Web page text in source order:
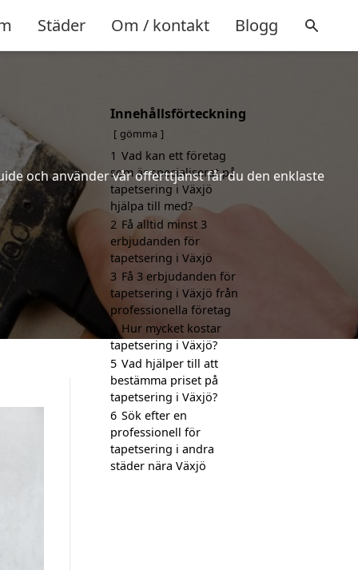
Städer Om / kontakt Blogg
och använder vår offerttjänst får du den enklaste
Innehållsförteckning
gömma
1 Vad kan ett företag
som är specialiserat på
tapetsering i Växjö
hjälpa till med?
2 Få alltid minst 3
erbjudanden för
tapetsering i Växjö
3 Få 3 erbjudanden för
tapetsering i Växjö från
professionella företag
4 Hur mycket kostar
tapetsering i Växjö?
5 Vad hjälper till att
bestämma priset på
tapetsering i Växjö?
6 Sök efter en
professionell för
tapetsering i andra
städer nära Växjö